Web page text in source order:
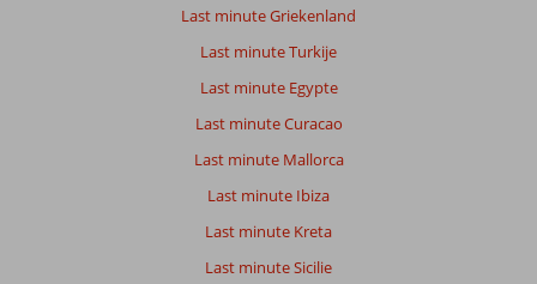
Last minute Griekenland
Last minute Turkije
Last minute Egypte
Last minute Curacao
Last minute Mallorca
Last minute Ibiza
Last minute Kreta
Last minute Sicilie